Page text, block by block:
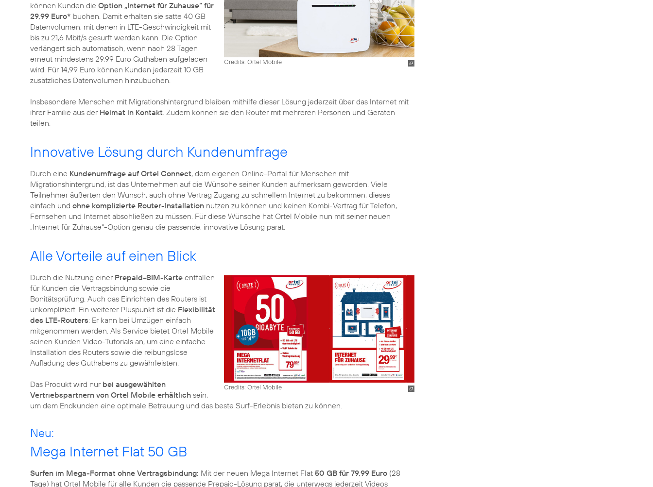
Credits: Ortel Mobile
können Kunden die Option „Internet für Zuhause“ für
29,99 Euro* buchen. Damit erhalten sie satte 40 GB
Datenvolumen, mit denen in LTE-Geschwindigkeit mit
bis zu 21,6 Mbit/s gesurft werden kann. Die Option
verlängert sich automatisch, wenn nach 28 Tagen
erneut mindestens 29,99 Euro Guthaben aufgeladen
wird. Für 14,99 Euro können Kunden jederzeit 10 GB
zusätzliches Datenvolumen hinzubuchen.
Insbesondere Menschen mit Migrationshintergrund bleiben mithilfe dieser Lösung jederzeit über das Internet mit
ihrer Familie aus der Heimat in Kontakt. Zudem können sie den Router mit mehreren Personen und Geräten
teilen.
Innovative Lösung durch Kundenumfrage
Durch eine Kundenumfrage auf Ortel Connect, dem eigenen Online-Portal für Menschen mit
Migrationshintergrund, ist das Unternehmen auf die Wünsche seiner Kunden aufmerksam geworden. Viele
Teilnehmer äußerten den Wunsch, auch ohne Vertrag Zugang zu schnellem Internet zu bekommen, dieses
einfach und ohne komplizierte Router-Installation nutzen zu können und keinen Kombi-Vertrag für Telefon,
Fernsehen und Internet abschließen zu müssen. Für diese Wünsche hat Ortel Mobile nun mit seiner neuen
„Internet für Zuhause“-Option genau die passende, innovative Lösung parat.
Alle Vorteile auf einen Blick
Credits: Ortel Mobile
Durch die Nutzung einer Prepaid-SIM-Karte entfallen
für Kunden die Vertragsbindung sowie die
Bonitätsprüfung. Auch das Einrichten des Routers ist
unkompliziert. Ein weiterer Pluspunkt ist die Flexibilität
des LTE-Routers: Er kann bei Umzügen einfach
mitgenommen werden. Als Service bietet Ortel Mobile
seinen Kunden Video-Tutorials an, um eine einfache
Installation des Routers sowie die reibungslose
Aufladung des Guthabens zu gewährleisten.
Das Produkt wird nur bei ausgewählten
Vertriebspartnern von Ortel Mobile erhältlich sein,
um dem Endkunden eine optimale Betreuung und das beste Surf-Erlebnis bieten zu können.
Neu:
Mega Internet Flat 50 GB
Surfen im Mega-Format ohne Vertragsbindung: Mit der neuen Mega Internet Flat 50 GB für 79,99 Euro (28
Tage) hat Ortel Mobile für alle Kunden die passende Prepaid-Lösung parat, die unterwegs jederzeit Videos